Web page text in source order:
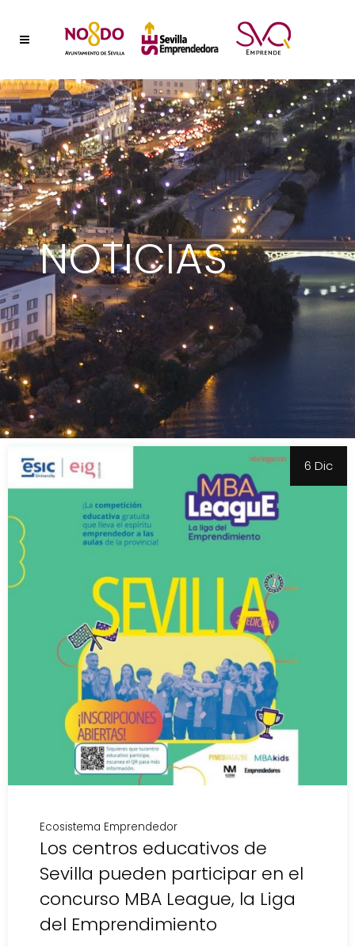
NOTICIAS
6 Dic
Ecosistema Emprendedor
Los centros educativos de
Sevilla pueden participar en el
concurso MBA League, la Liga
del Emprendimiento